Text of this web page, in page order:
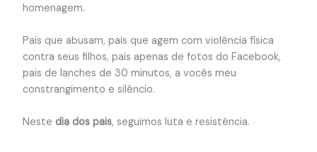
homenagem.
Pais que abusam, pais que agem com violência física
contra seus filhos, pais apenas de fotos do Facebook,
pais de lanches de 30 minutos, a vocês meu
constrangimento e silêncio.
Neste dia dos pais, seguimos luta e resistência.